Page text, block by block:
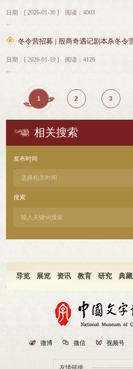
满。3.沉浸式国风美育，塑造文化自信拒绝流水
程 1. 行程规划第一天 博物馆 锡箔青铜/中药香
青铜下午：以草木凝甲骨，手作专属香牌这一
原来可以这么“坐得住”这一天，他将在细碎的
放想象。●第三天上午：考古寻宝--哪吒现下午
会体验到：学过的知识可以“活”起来，自己做的
安全无忧博物馆资深讲解员全程指导营养餐食+
信咨询 咨询电话：159-0372-9556咨询电话：
日期：[ 2026-01-30 ] 阅读：4003
冬令营招募 | 殷商奇遇记剧本杀冬令
日期：[ 2026-01-19 ] 阅读：4128
1 2 3
相关搜索
发布时间
搜索
导览 展览 资讯 教育 研究 典藏
友情链接
 微博  微信  视频号